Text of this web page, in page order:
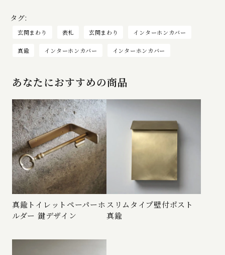
タグ:
玄関まわり 表札 玄関まわり インターホンカバー
真鍮 インターホンカバー インターホンカバー
あなたにおすすめの商品
真鍮トイレットペーパーホ
ルダー 鍵デザイン
スリムタイプ壁付ポスト
真鍮